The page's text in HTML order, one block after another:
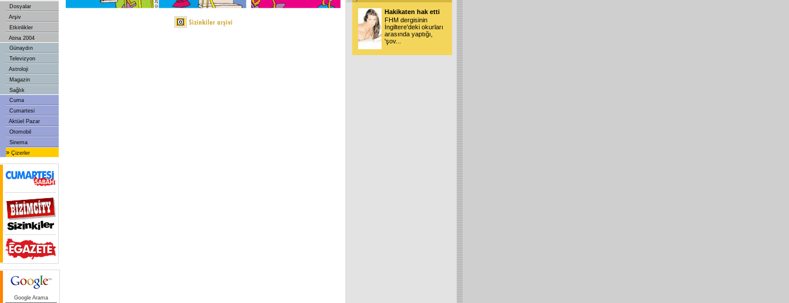
Dosyalar
Arşiv
Etkinlikler
Atina 2004
Günaydın
Televizyon
Astroloji
Magazin
Sağlık
Cuma
Cumartesi
Aktüel Pazar
Otomobil
Sinema
» Çizerler
Google Arama
Hakikaten hak etti
FHM dergisinin
İngiltere'deki okurları
arasında yaptığı,
'şov...